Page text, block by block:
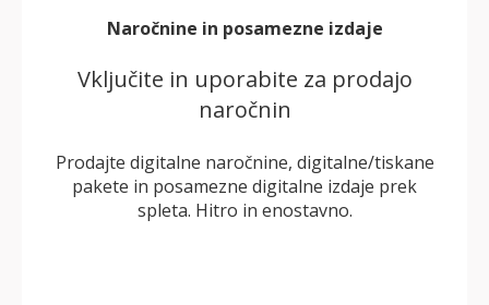
Naročnine in posamezne izdaje
Vključite in uporabite za prodajo
naročnin
Prodajte digitalne naročnine, digitalne/tiskane
pakete in posamezne digitalne izdaje prek
spleta. Hitro in enostavno.